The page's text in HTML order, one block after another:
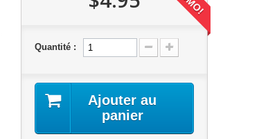
Quantité :
Ajouter au
panier